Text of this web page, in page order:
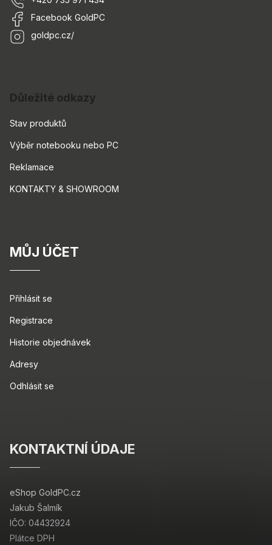
Facebook GoldPC
goldpc.cz/
Důležité odkazy
Stav produktů
Výběr notebooku nebo PC
Reklamace
KONTAKTY & SHOWROOM
MŮJ ÚČET
Přihlásit se
Registrace
Historie objednávek
Adresy
Odhlásit se
KONTAKTNÍ ÚDAJE
eShop GoldPC.cz
Jakub Šalmík
IČO: 04432924
Plátce DPH